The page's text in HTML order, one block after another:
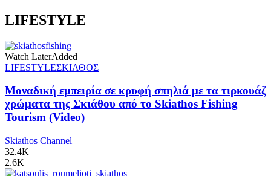
LIFESTYLE
Watch LaterAdded
LIFESTYLEΣΚΙΑΘΟΣ
Μοναδική εμπειρία σε κρυφή σπηλιά με τα τιρκουάζ
χρώματα της Σκιάθου από το Skiathos Fishing
Tourism (Video)
Skiathos Channel
32.4K
2.6K